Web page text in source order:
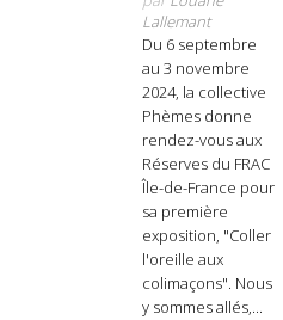
Lallemant
Du 6 septembre
au 3 novembre
2024, la collective
Phèmes donne
rendez-vous aux
Réserves du FRAC
Île-de-France pour
sa première
exposition, "Coller
l'oreille aux
colimaçons". Nous
y sommes allés,...